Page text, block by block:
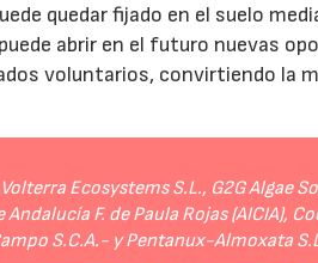
quedar fijado en el suelo
abrir en el futuro nuevas
voluntarios, convirtiendo la
Ecosystems S.L., G2G Algae
F. de Paula Rojas (AICIA),
S.C.A.- y Pentanux-Almoxata